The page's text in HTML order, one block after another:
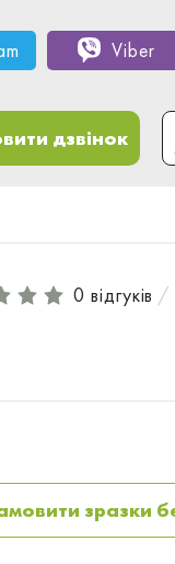
Viber
дзвінок
0 відгуків
зразки